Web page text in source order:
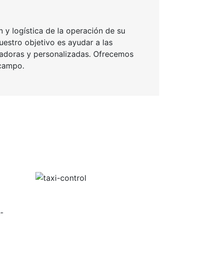
y logística de la operación de su
objetivo es ayudar a las
y personalizadas. Ofrecemos